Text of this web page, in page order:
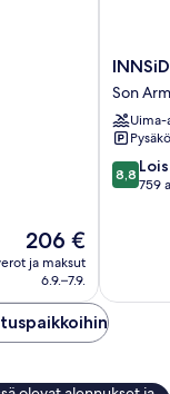
Hinta
on
206 €
206 €
ja maksut
6.9.–7.9.
by
Meliá
Palma
Bosque
Son
Son
Uima-
8.8
kautta
8,8
759